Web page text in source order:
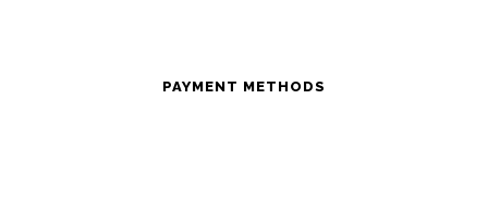
PAYMENT METHODS